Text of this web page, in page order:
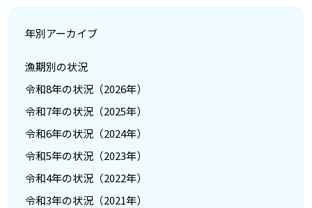
年別アーカイブ
漁期別の状況
令和8年の状況（2026年）
令和7年の状況（2025年）
令和6年の状況（2024年）
令和5年の状況（2023年）
令和4年の状況（2022年）
令和3年の状況（2021年）